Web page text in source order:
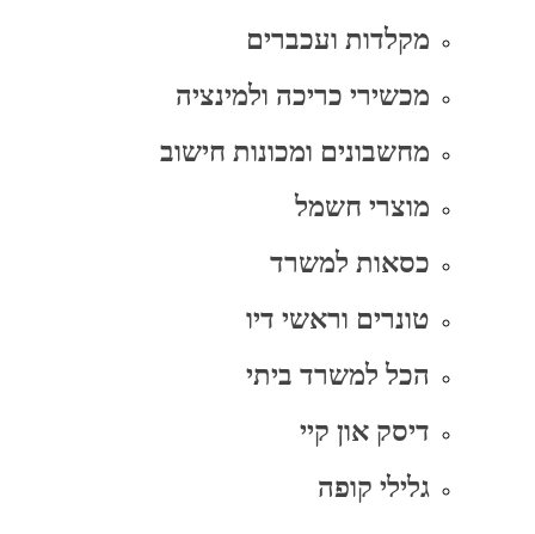
מקלדות ועכברים
מכשירי כריכה ולמינציה
מחשבונים ומכונות חישוב
מוצרי חשמל
כסאות למשרד
טונרים וראשי דיו
הכל למשרד ביתי
דיסק און קיי
גלילי קופה